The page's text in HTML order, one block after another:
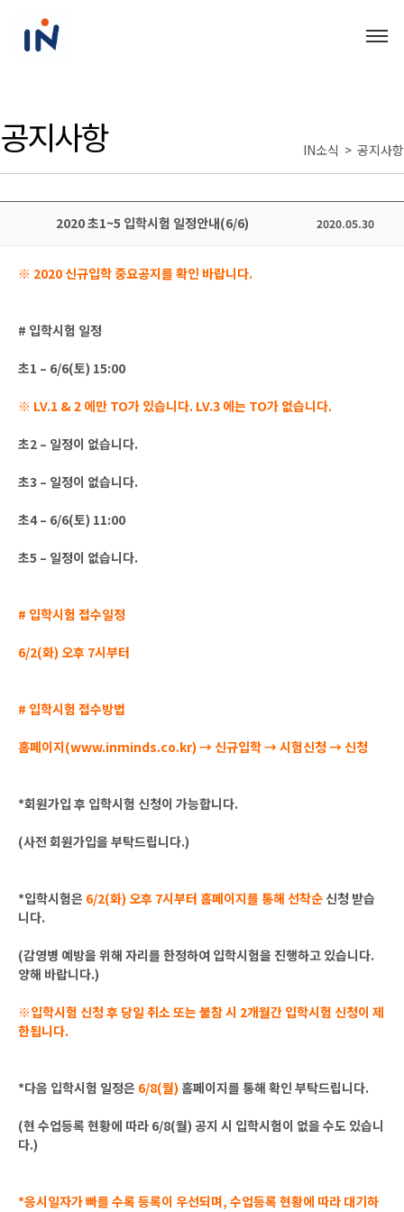
공지사항 IN소식 > 공지사항
2020 초1~5 입학시험 일정안내(6/6) 2020.05.30
※ 2020 신규입학 중요공지를 확인 바랍니다.
# 입학시험 일정
초1 – 6/6(토) 15:00
※ LV.1 & 2 에만 TO가 있습니다. LV.3 에는 TO가 없습니다.
초2 – 일정이 없습니다.
초3 – 일정이 없습니다.
초4 – 6/6(토) 11:00
초5 – 일정이 없습니다.
# 입학시험 접수일정
6/2(화) 오후 7시부터
# 입학시험 접수방법
홈페이지(www.inminds.co.kr) → 신규입학 → 시험신청 → 신청
*회원가입 후 입학시험 신청이 가능합니다.
(사전 회원가입을 부탁드립니다.)
*입학시험은 6/2(화) 오후 7시부터 홈페이지를 통해 선착순 신청 받습
니다.
(감영병 예방을 위해 자리를 한정하여 입학시험을 진행하고 있습니다.
양해 바랍니다.)
※입학시험 신청 후 당일 취소 또는 불참 시 2개월간 입학시험 신청이 제
한됩니다.
*다음 입학시험 일정은 6/8(월) 홈페이지를 통해 확인 부탁드립니다.
(현 수업등록 현황에 따라 6/8(월) 공지 시 입학시험이 없을 수도 있습니
다.)
*응시일자가 빠를 수록 등록이 우선되며, 수업등록 현황에 따라 대기하